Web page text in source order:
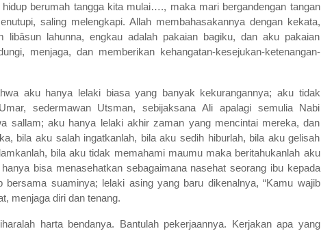
berumah tangga kita mulai…., maka mari bergandengan tangan
saling melengkapi. Allah membahasakannya dengan kekata,
libâsun lahunna, engkau adalah pakaian bagiku, dan aku pakaian
menjaga, dan memberikan kehangatan-kesejukan-ketenangan-
aku hanya lelaki biasa yang banyak kekurangannya; aku tidak
sedermawan Utsman, sebijaksana Ali apalagi semulia Nabi
sallam; aku hanya lelaki akhir zaman yang mencintai mereka, dan
bila aku salah ingatkanlah, bila aku sedih hiburlah, bila aku gelisah
bila aku tidak memahami maumu maka beritahukanlah aku
bisa menasehatkan sebagaimana nasehat seorang ibu kepada
bersama suaminya; lelaki asing yang baru dikenalnya, “Kamu wajib
menjaga diri dan tenang.
harta bendanya. Bantulah pekerjaannya. Kerjakan apa yang